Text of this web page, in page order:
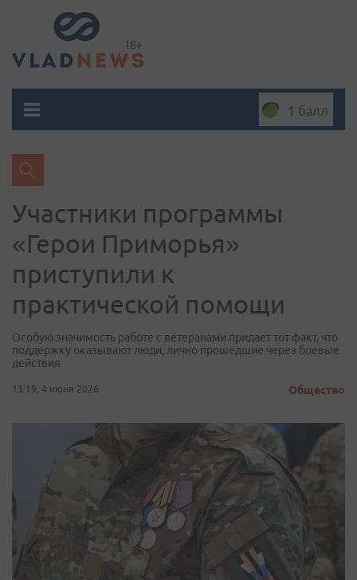
1 балл
Участники программы
«Герои Приморья»
приступили к
практической помощи
Особую значимость работе с ветеранами придает тот факт, что
поддержку оказывают люди, лично прошедшие через боевые
действия
13:19, 4 июня 2026 Общество